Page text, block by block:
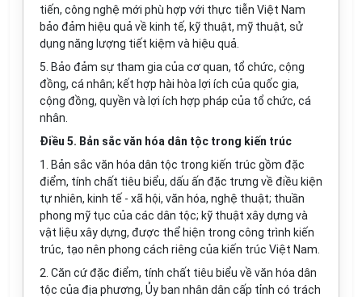
tiến, công nghệ mới phù hợp với thực tiễn Việt Nam
bảo đảm hiệu quả về kinh tế, kỹ thuật, mỹ thuật, sử
dụng năng lượng tiết kiệm và hiệu quả.
5. Bảo đảm sự tham gia của cơ quan, tổ chức, cộng
đồng, cá nhân; kết hợp hài hòa lợi ích của quốc gia,
cộng đồng, quyền và lợi ích hợp pháp của tổ chức, cá
nhân.
Điều 5. Bản sắc văn hóa dân tộc trong kiến trúc
1. Bản sắc văn hóa dân tộc trong kiến trúc gồm đặc
điểm, tính chất tiêu biểu, dấu ấn đặc trưng về điều kiện
tự nhiên, kinh tế - xã hội, văn hóa, nghệ thuật; thuần
phong mỹ tục của các dân tộc; kỹ thuật xây dựng và
vật liệu xây dựng, được thể hiện trong công trình kiến
trúc, tạo nên phong cách riêng của kiến trúc Việt Nam.
2. Căn cứ đặc điểm, tính chất tiêu biểu về văn hóa dân
tộc của địa phương, Ủy ban nhân dân cấp tỉnh có trách